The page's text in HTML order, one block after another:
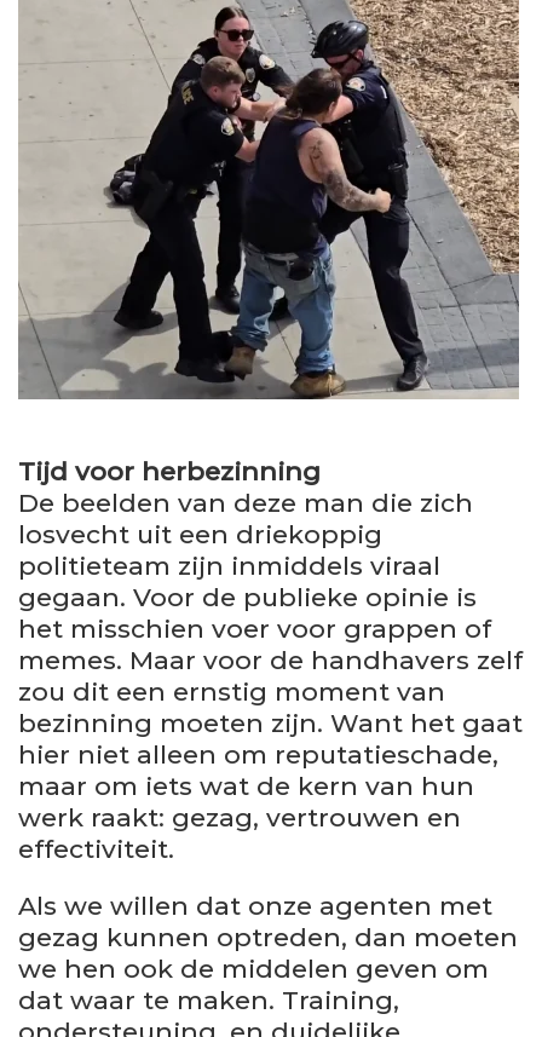
Tijd voor herbezinning
De beelden van deze man die zich
losvecht uit een driekoppig
politieteam zijn inmiddels viraal
gegaan. Voor de publieke opinie is
het misschien voer voor grappen of
memes. Maar voor de handhavers zelf
zou dit een ernstig moment van
bezinning moeten zijn. Want het gaat
hier niet alleen om reputatieschade,
maar om iets wat de kern van hun
werk raakt: gezag, vertrouwen en
effectiviteit.
Als we willen dat onze agenten met
gezag kunnen optreden, dan moeten
we hen ook de middelen geven om
dat waar te maken. Training,